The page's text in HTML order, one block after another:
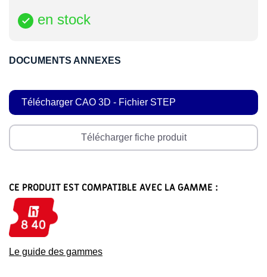
 en stock
DOCUMENTS ANNEXES
Télécharger CAO 3D - Fichier STEP
Télécharger fiche produit
CE PRODUIT EST COMPATIBLE AVEC LA GAMME :
Le guide des gammes